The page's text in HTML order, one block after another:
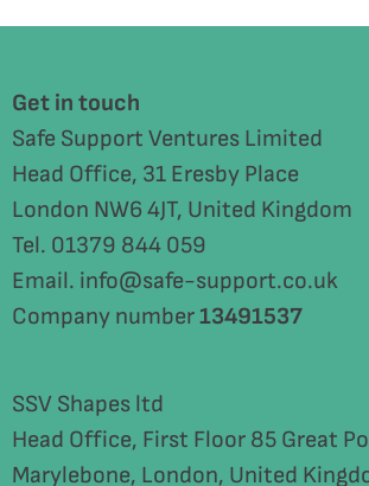
Get in touch
Safe Support Ventures Limited
Head Office, 31 Eresby Place
London NW6 4JT, United Kingdom
Tel. 01379 844 059
Email. info@safe-support.co.uk
Company number13491537
SSV Shapes ltd
Head Office, First Floor 85 Great
Marylebone, London, United